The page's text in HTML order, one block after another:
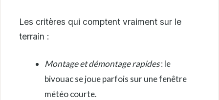
Les critères qui comptent vraiment sur le
terrain :
Montage et démontage rapides: le
bivouac se joue parfois sur une fenêtre
météo courte.